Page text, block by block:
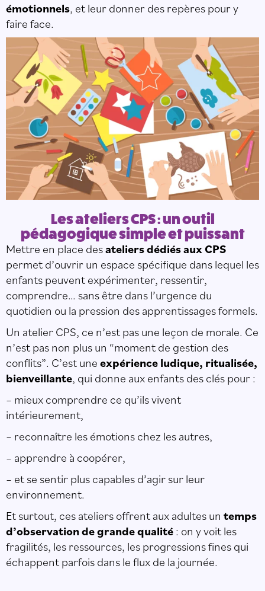
émotionnels, et leur donner des repères pour y
faire face.
Les ateliers CPS : un outil
pédagogique simple et puissant
Mettre en place desateliers dédiés aux CPS
permet d’ouvrir un espace spécifique dans lequel les
enfants peuvent expérimenter, ressentir,
comprendre… sans être dans l’urgence du
quotidien ou la pression des apprentissages formels.
Un atelier CPS, ce n’est pas une leçon de morale. Ce
n’est pas non plus un “moment de gestion des
conflits”. C’est uneexpérience ludique, ritualisée,
bienveillante, qui donne aux enfants des clés pour :
– mieux comprendre ce qu’ils vivent
intérieurement,
– reconnaître les émotions chez les autres,
– apprendre à coopérer,
– et se sentir plus capables d’agir sur leur
environnement.
Et surtout, ces ateliers offrent aux adultes un temps
d’observation de grande qualité: on y voit les
fragilités, les ressources, les progressions fines qui
échappent parfois dans le flux de la journée.